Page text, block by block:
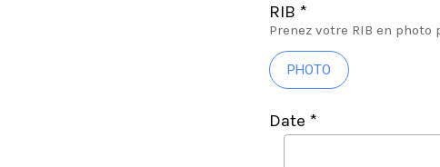
RIB *
Prenez votre RIB en
PHOTO
Date *